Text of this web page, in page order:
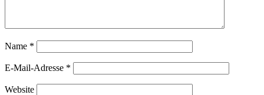
Name *
E-Mail-Adresse *
Website